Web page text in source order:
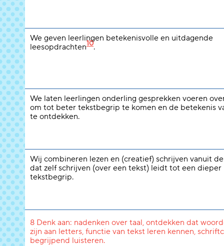
We geven leerlingen betekenisvolle en uitdagende
leesopdrachten10.
We laten leerlingen onderling gesprekken voeren
om tot beter tekstbegrip te komen en de betekenis
te ontdekken.
Wij combineren lezen en (creatief) schrijven vanuit
dat zelf schrijven (over een tekst) leidt tot een dieper
tekstbegrip.
8 Denk aan: nadenken over taal, ontdekken dat
zijn aan letters, functie van tekst leren kennen,
begrijpend luisteren.